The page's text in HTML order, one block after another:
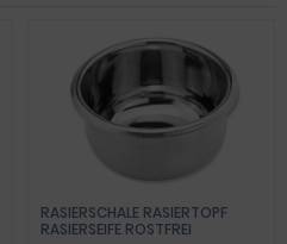
RASIERSCHALE RASIERTOPF
RASIERSEIFE ROSTFREI